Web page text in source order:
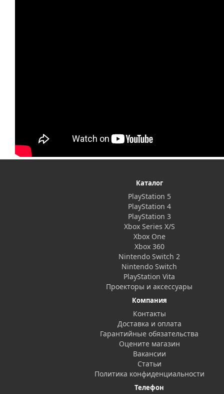
Каталог
PlayStation 5
PlayStation 4
PlayStation 3
Xbox Series X/S
Xbox One
Xbox 360
Nintendo Switch 2
Nintendo Switch
PlayStation Vita
Проекторы и аксессуары
Компания
Контакты
Доставка и оплата
Гарантийные обязательства
Оцените магазин
Вакансии
Статьи
Политика конфиденциальности
Телефон